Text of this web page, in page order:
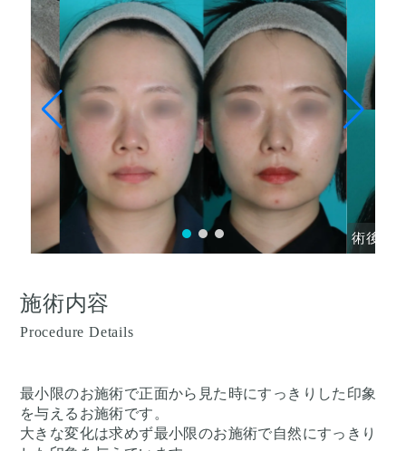
術後
施術内容
Procedure Details
最小限のお施術で正面から見た時にすっきりした印象
を与えるお施術です。
大きな変化は求めず最小限のお施術で自然にすっきり